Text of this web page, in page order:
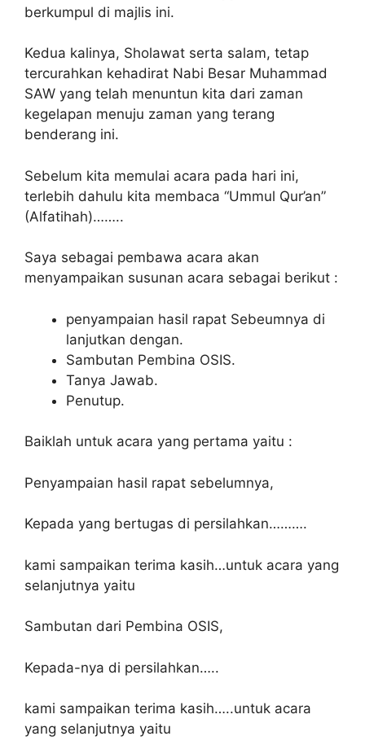
berkumpul di majlis ini.
Kedua kalinya, Sholawat serta salam, tetap
tercurahkan kehadirat Nabi Besar Muhammad
SAW yang telah menuntun kita dari zaman
kegelapan menuju zaman yang terang
benderang ini.
Sebelum kita memulai acara pada hari ini,
terlebih dahulu kita membaca “Ummul Qur’an”
(Alfatihah)……..
Saya sebagai pembawa acara akan
menyampaikan susunan acara sebagai berikut :
penyampaian hasil rapat Sebeumnya di
lanjutkan dengan.
Sambutan Pembina OSIS.
Tanya Jawab.
Penutup.
Baiklah untuk acara yang pertama yaitu :
Penyampaian hasil rapat sebelumnya,
Kepada yang bertugas di persilahkan……….
kami sampaikan terima kasih…untuk acara yang
selanjutnya yaitu
Sambutan dari Pembina OSIS,
Kepada-nya di persilahkan…..
kami sampaikan terima kasih…..untuk acara
yang selanjutnya yaitu